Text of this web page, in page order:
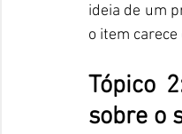
ideia de um
o item
Tópico
sobre o